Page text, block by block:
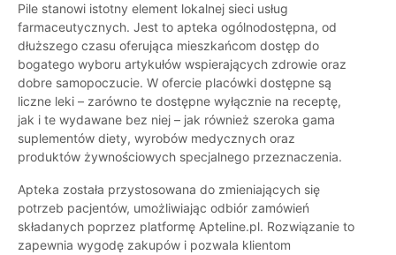
Pile stanowi istotny element lokalnej sieci usług
farmaceutycznych. Jest to apteka ogólnodostępna, od
dłuższego czasu oferująca mieszkańcom dostęp do
bogatego wyboru artykułów wspierających zdrowie oraz
dobre samopoczucie. W ofercie placówki dostępne są
liczne leki – zarówno te dostępne wyłącznie na receptę,
jak i te wydawane bez niej – jak również szeroka gama
suplementów diety, wyrobów medycznych oraz
produktów żywnościowych specjalnego przeznaczenia.
Apteka została przystosowana do zmieniających się
potrzeb pacjentów, umożliwiając odbiór zamówień
składanych poprzez platformę Apteline.pl. Rozwiązanie to
zapewnia wygodę zakupów i pozwala klientom